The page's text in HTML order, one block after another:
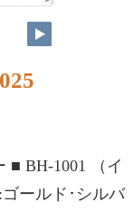
BH-1001 （イ
ールド･シルバ